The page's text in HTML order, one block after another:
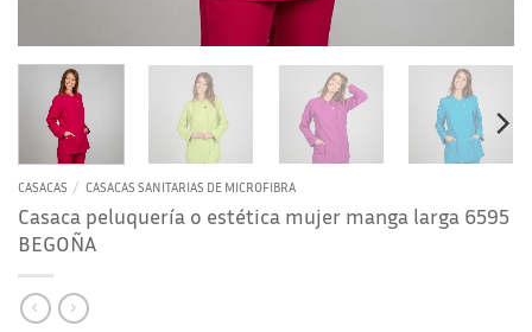
CASACAS / CASACAS SANITARIAS DE MICROFIBRA
Casaca peluquería o estética mujer manga larga 6595
BEGOÑA